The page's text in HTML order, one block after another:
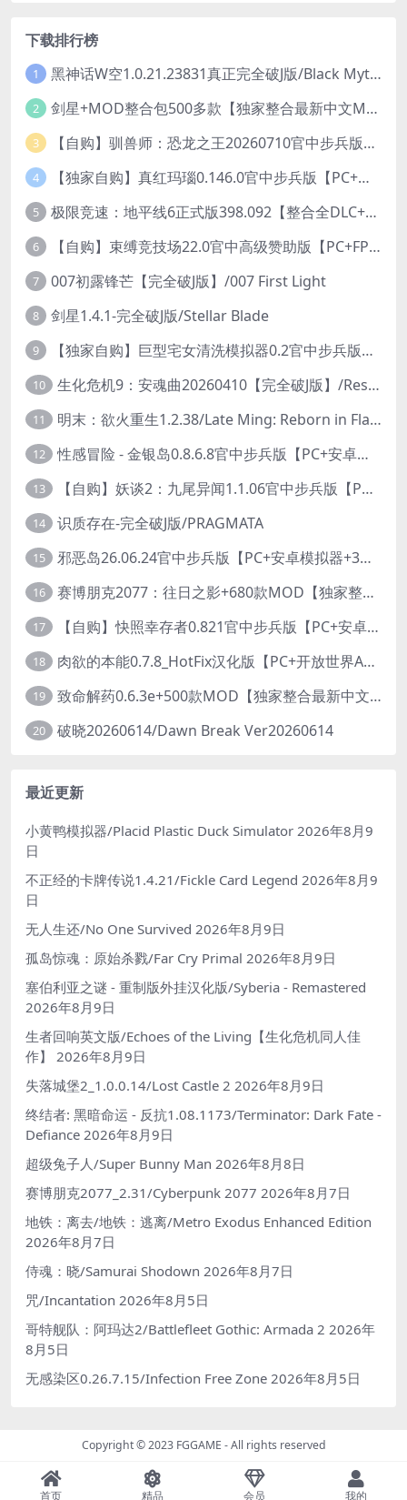
下载排行榜
1 黑神话W空1.0.21.23831真正完全破J版/Black Myth Wukong Ver1.0.21.23831
2 剑星+MOD整合包500多款【独家整合最新中文MOD管理器+可直连N网下载2000+MOD+集成CNS一键换肤】/Stellar Blade MOD Ver2026.5.18
3 【自购】驯兽师：恐龙之王20260710官中步兵版+全DLC【PC+安卓模拟器+3D大型生存SLG/动作冒险】/Tamer: King of Dinosaurs【19.6G】
4 【独家自购】真红玛瑙0.146.0官中步兵版【PC+安卓模拟器+ACT神作+存档+作弊】/纯净的红玛瑙/Pure Onyx【3.14G】
5 极限竞速：地平线6正式版398.092【整合全DLC+614辆车存档】/Forza Horizon 6
6 【自购】束缚竞技场22.0官中高级赞助版【PC+FPS枪战射击/ACT动作/捏人/团队】/Bondage Arena Premium【43.7G】
7 007初露锋芒【完全破J版】/007 First Light
8 剑星1.4.1-完全破J版/Stellar Blade
9 【独家自购】巨型宅女清洗模拟器0.2官中步兵版【PC+安卓模拟器+3D互动SLG/开放世界/2026.6.6日新作】/巨人老婆清洗模拟器/Giant Waifu Wash Simulator【3G】
10 生化危机9：安魂曲20260410【完全破J版】/Resident Evil Requiem 9
11 明末：欲火重生1.2.38/Late Ming: Reborn in Flames
12 性感冒险 - 金银岛0.8.6.8官中步兵版【PC+安卓模拟器+3D生存冒险/开放世界/精品沙盒/扶她】/ Sensual Adventures - Treasure Island【9.3G】
13 【自购】妖谈2：九尾异闻1.1.06官中步兵版【PC+安卓模拟器+植物大战僵尸H版+塔防SLG】/Yokai Art 2- Tales of the Nine-Tails【4.13G】
14 识质存在-完全破J版/PRAGMATA
15 邪恶岛26.06.24官中步兵版【PC+安卓模拟器+3D大型生存/动作ACT/开放世界】/Wicked Island【7.53G】
16 赛博朋克2077：往日之影+680款MOD【独家整合最新中文MOD管理器+在线下载1.7万N网MOD】/Cyberpunk 2077 Ver2.31 MOD V2025.11.8
17 【自购】快照幸存者0.821官中步兵版【PC+安卓模拟器+肉鸽生存SLG/盗摄/偷拍】/Snapshot Survivor【643M】
18 肉欲的本能0.7.8_HotFix汉化版【PC+开放世界ACT/大作/UE5超高画质/扶她+超级存档】/Carnal Instinct【7.3G】
19 致命解药0.6.3e+500款MOD【独家整合最新中文MOD管理器+在线下载N网全部MOD】/The Killing Antidote Ver0.6.3e MOD Ver2026.3.12
20 破晓20260614/Dawn Break Ver20260614
最近更新
小黄鸭模拟器/Placid Plastic Duck Simulator 2026年8月9
日
不正经的卡牌传说1.4.21/Fickle Card Legend 2026年8月9
日
无人生还/No One Survived 2026年8月9日
孤岛惊魂：原始杀戮/Far Cry Primal 2026年8月9日
塞伯利亚之谜 - 重制版外挂汉化版/Syberia - Remastered
2026年8月9日
生者回响英文版/Echoes of the Living【生化危机同人佳
作】
2026年8月9日
失落城堡2_1.0.0.14/Lost Castle 2 2026年8月9日
终结者: 黑暗命运 - 反抗1.08.1173/Terminator: Dark Fate -
Defiance 2026年8月9日
超级兔子人/Super Bunny Man 2026年8月8日
赛博朋克2077_2.31/Cyberpunk 2077 2026年8月7日
地铁：离去/地铁：逃离/Metro Exodus Enhanced Edition
2026年8月7日
侍魂：晓/Samurai Shodown 2026年8月7日
咒/Incantation 2026年8月5日
哥特舰队：阿玛达2/Battlefleet Gothic: Armada 2 2026年
8月5日
无感染区0.26.7.15/Infection Free Zone 2026年8月5日
Copyright © 2023 FGGAME - All rights reserved
首页 精品 会员 我的